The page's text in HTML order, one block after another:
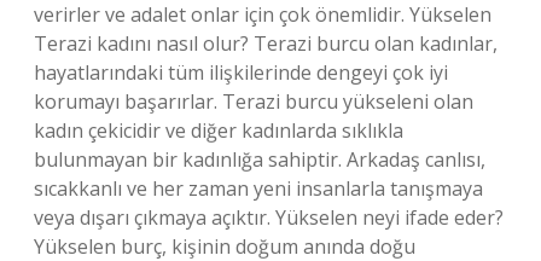
verirler ve adalet onlar için çok önemlidir. Yükselen
Terazi kadını nasıl olur? Terazi burcu olan kadınlar,
hayatlarındaki tüm ilişkilerinde dengeyi çok iyi
korumayı başarırlar. Terazi burcu yükseleni olan
kadın çekicidir ve diğer kadınlarda sıklıkla
bulunmayan bir kadınlığa sahiptir. Arkadaş canlısı,
sıcakkanlı ve her zaman yeni insanlarla tanışmaya
veya dışarı çıkmaya açıktır. Yükselen neyi ifade eder?
Yükselen burç, kişinin doğum anında doğu